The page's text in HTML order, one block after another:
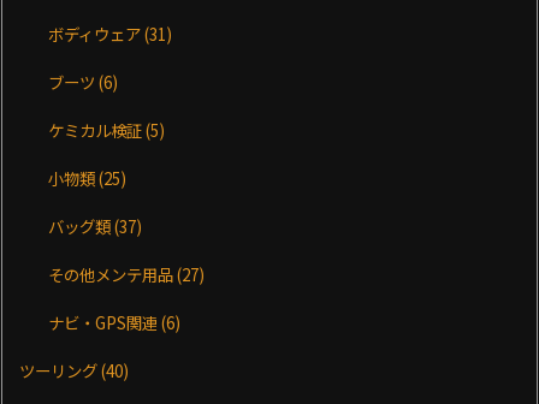
ボディウェア(31)
ブーツ(6)
ケミカル検証(5)
小物類(25)
バッグ類(37)
その他メンテ用品(27)
ナビ・GPS関連(6)
ツーリング(40)